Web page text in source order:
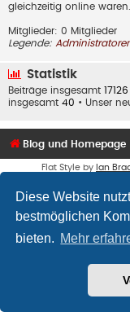
Diese Website
bestmöglichen
bieten. Mehr
gleichzeitig online waren.
Mitglieder: 0 Mitglieder
Legende:
Statistik
Beiträge insgesamt 17126
insgesamt 40 • Unser
Blog und Homepage
Flat Style by Ian